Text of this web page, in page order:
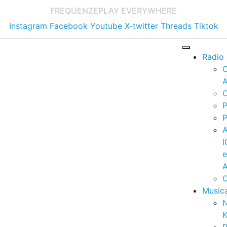
FREQUENZEPLAY EVERYWHERE
Instagram Facebook Youtube X-twitter Threads Tiktok
Radio
e